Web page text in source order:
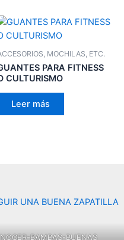
MOCHILAS, ETC.
PARA FITNESS
CULTURISMO
Leer más
BAMBAS-BUENAS